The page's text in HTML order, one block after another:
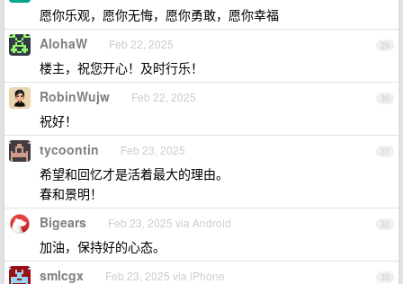
愿你乐观，愿你无悔，愿你勇敢，愿你幸福
29
AlohaW Feb 22, 2025
楼主，祝您开心！及时行乐！
30
RobinWujw Feb 22, 2025
祝好！
31
tycoontin Feb 23, 2025
希望和回忆才是活着最大的理由。
春和景明！
32
Bigears Feb 23, 2025 via Android
加油，保持好的心态。
33
smlcgx Feb 23, 2025 via iPhone